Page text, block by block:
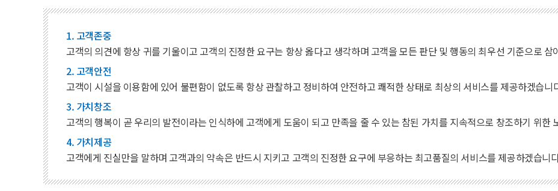
1. 고객존중
고객의 의견에 항상 귀를 기울이고 고객의 진정한 요구는 항상 옳다고 생각하며 고객을 모든 판단 및 행동의 최우선 기준으로 삼
2. 고객안전
고객이 시설을 이용함에 있어 불편함이 없도록 항상 관찰하고 정비하여 안전하고 쾌적한 상태로 최상의 서비스를 제공하겠습니
3. 가치창조
고객의 행복이 곧 우리의 발전이라는 인식하에 고객에게 도움이 되고 만족을 줄 수 있는 참된 가치를 지속적으로 창조하기 위한
4. 가치제공
고객에게 진실만을 말하며 고객과의 약속은 반드시 지키고 고객의 진정한 요구에 부응하는 최고품질의 서비스를 제공하겠습니